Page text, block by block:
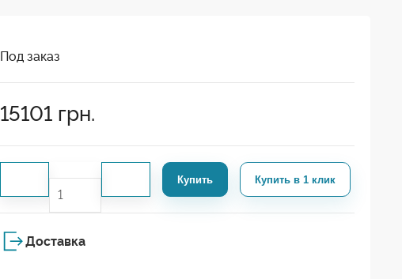
Под заказ
15101 грн.
Купить Купить в 1 клик
Доставка